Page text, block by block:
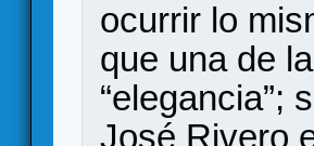
ocurrir lo
que una de
“elegancia”;
José Rivero